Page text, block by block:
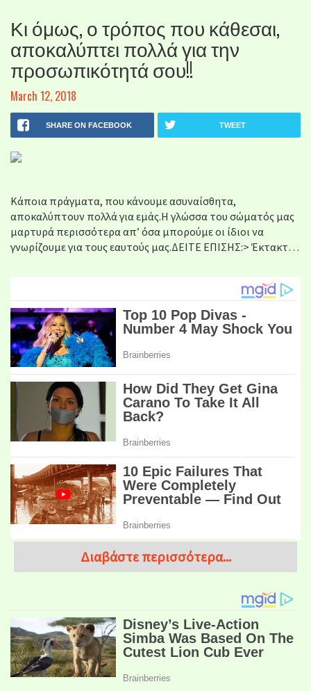
Κι όμως, ο τρόπος που κάθεσαι,
αποκαλύπτει πολλά για την
προσωπικότητά σου!!
March 12, 2018
SHARE ON FACEBOOK TWEET
Κάποια πράγματα, που κάνουμε ασυναίσθητα,
αποκαλύπτουν πολλά για εμάς.Η γλώσσα του σώματός μας
μαρτυρά περισσότερα απ’ όσα μπορούμε οι ίδιοι να
γνωρίζουμε για τους εαυτούς μας.ΔΕΙΤΕ ΕΠΙΣΗΣ:> Έκτακτ…
Διαβάστε περισσότερα...